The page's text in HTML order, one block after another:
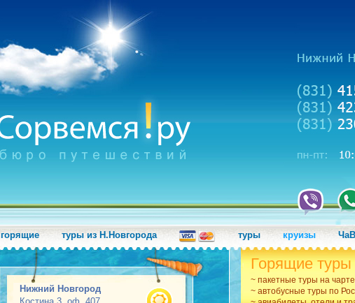
горящие туры из Н.Новгорода туры круизы
Нижний Новгород
Горящие туры
~ пакетные туры на
~ автобусные туры по